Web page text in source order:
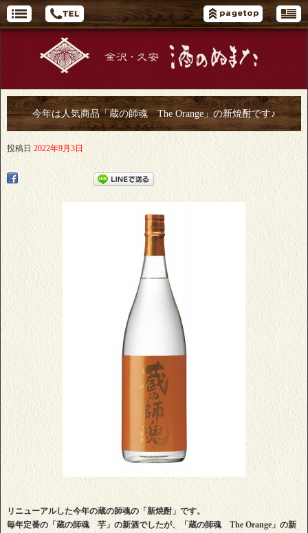
今年は人気商品「蔵の師魂 The Orange」の新焼酎です♪
投稿日 2022年9月3日
リニューアルした今年の蔵の師魂の「新焼酎」です。
毎年定番の「蔵の師魂 芋」の新酒でしたが、「蔵の師魂 The Orange」の新